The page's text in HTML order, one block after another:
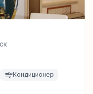
Кондиционер